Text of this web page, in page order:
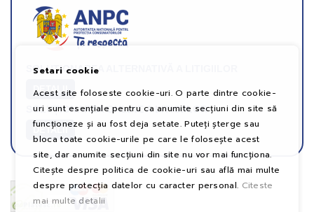
SOLUȚIONAREA ALTERNATIVĂ A LITIGIILOR
DETALII
SOLUȚIONAREA ONLINE A LITIGIILOR
DETALII
Setari cookie
Acest site foloseste cookie-uri. O parte dintre cookie-
uri sunt esențiale pentru ca anumite secțiuni din site să
funcționeze și au fost deja setate. Puteți șterge sau
bloca toate cookie-urile pe care le folosește acest
site, dar anumite secțiuni din site nu vor mai funcționa.
Citește despre politica de cookie-uri sau află mai multe
despre protecția datelor cu caracter personal. Citeste
mai multe detalii